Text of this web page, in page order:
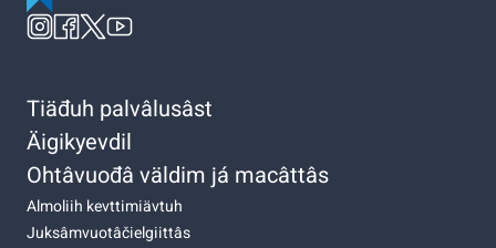
Tiäđuh palvâlusâst
Äigikyevdil
Ohtâvuođâ väldim já macâttâs
Almoliih kevttimiävtuh
Juksâmvuotâčielgiittâs